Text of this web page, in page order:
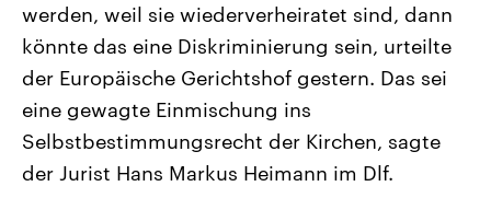
Landtagswahl Sachsen-Anhalt
2026
Alle Informationen
Sachsen-Anhalt wählt am 6.
September 2026 einen neuen
Landtag. Seit 2021 wird das
Bundesland von einer Koalition aus
CDU, SPD und FDP regiert.-
Umfragen, Prognosen,
Aktuelle Beiträge,
Hintergründe
Wirtschaftlich und
gehören die Vereinigten
den mächtigsten Ländern
mit großem Einfluss auf
aktuelle Weltgeschehen.
werden, weil sie wiederverheiratet sind, dann
könnte das eine Diskriminierung sein, urteilte
der Europäische Gerichtshof gestern. Das sei
eine gewagte Einmischung ins
Selbstbestimmungsrecht der Kirchen, sagte
der Jurist Hans Markus Heimann im Dlf.